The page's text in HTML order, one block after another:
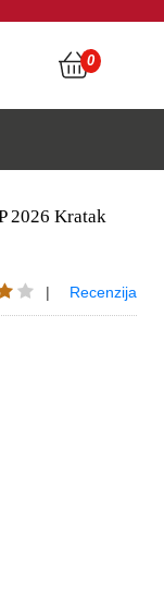
0
2026 Kratak
| Recenzija